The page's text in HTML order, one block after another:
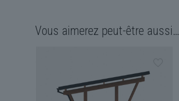
Vous aimerez peut-être aussi…